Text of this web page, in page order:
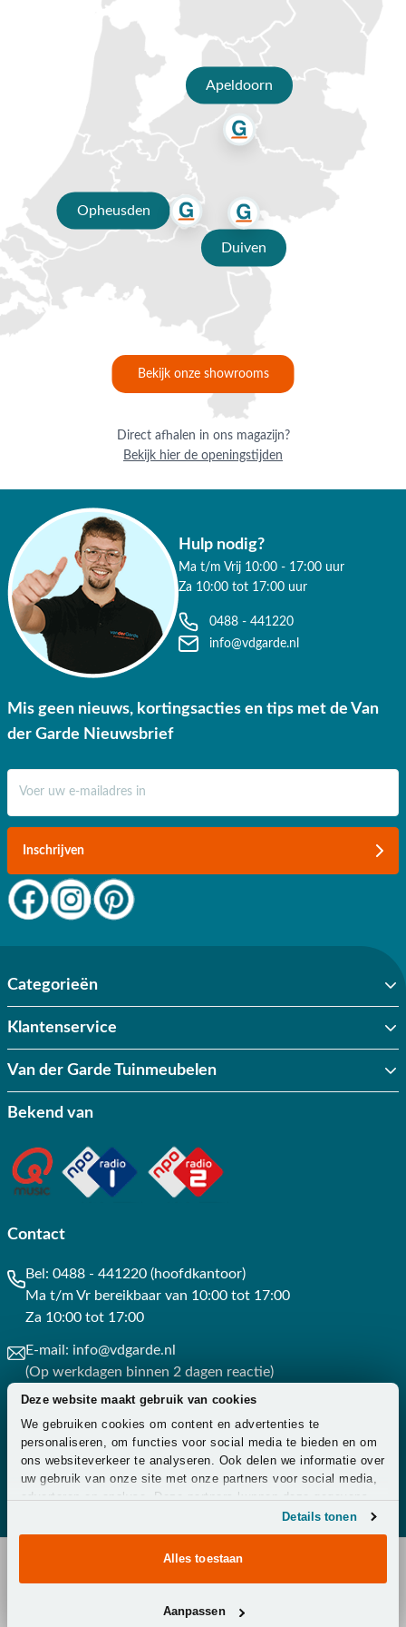
Deze website maakt gebruik van cookies
We gebruiken cookies om content en advertenties te
personaliseren, om functies voor social media te bieden en om
ons websiteverkeer te analyseren. Ook delen we informatie over
uw gebruik van onze site met onze partners voor social media,
adverteren en analyse. Deze partners kunnen deze gegevens
combineren met andere informatie die u aan ze heeft verstrekt
of die ze hebben verzameld op basis van uw gebruik van hun
Details tonen
Alles toestaan
Aanpassen
✔ Persoonlijk advies van specialisten
✔ 9.4/10 uit 19.500+ klantbeoordelingen
✔ Gratis verzending vanaf €50,-
✔ Goede service
Apeldoorn
Opheusden
Duiven
Bekijk onze showrooms
Direct afhalen in ons magazijn?
Bekijk hier de openingstijden
Hulp nodig?
Ma t/m Vrij 10:00 - 17:00 uur
Za 10:00 tot 17:00 uur
0488 - 441220
info@vdgarde.nl
Mis geen nieuws, kortingsacties en tips met de Van
der Garde Nieuwsbrief
Inschrijven
Categorieën
Klantenservice
Van der Garde Tuinmeubelen
Bekend van
Contact
Bel: 0488 - 441220 (hoofdkantoor)
Ma t/m Vr bereikbaar van 10:00 tot 17:00
Za 10:00 tot 17:00
E-mail: info@vdgarde.nl
(Op werkdagen binnen 2 dagen reactie)
Whatsapp: 0488441220
(Op werkdagen binnen 3 uur reactie)
Copyright © 2026 - Van der Garde Tuinmeubelen -